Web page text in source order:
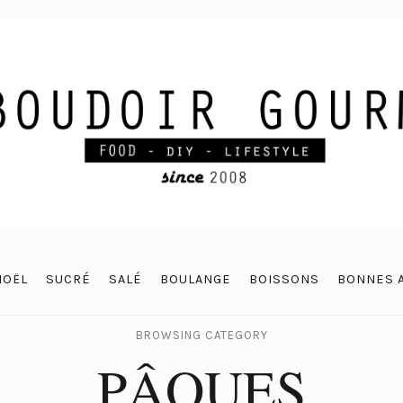
SUCRÉ SALÉ BOULANGE BOISSONS BONNES
BROWSING CATEGORY
PÂQUES